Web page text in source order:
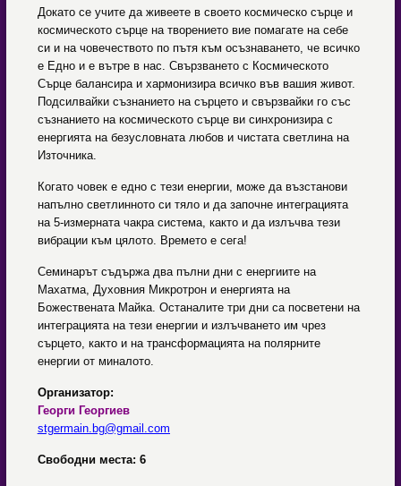
Докато се учите да живеете в своето космическо сърце и
космическото сърце на творението вие помагате на себе
си и на човечеството по пътя към осъзнаването, че всичко
е Едно и е вътре в нас. Свързването с Космическото
Сърце балансира и хармонизира всичко във вашия живот.
Подсилвайки съзнанието на сърцето и свързвайки го със
съзнанието на космическото сърце ви синхронизира с
енергията на безусловната любов и чистата светлина на
Източника.
Когато човек е едно с тези енергии, може да възстанови
напълно светлинното си тяло и да започне интеграцията
на 5-измерната чакра система, както и да излъчва тези
вибрации към цялото. Времето е сега!
Семинарът съдържа два пълни дни с енергиите на
Махатма, Духовния Микротрон и енергията на
Божествената Майка. Останалите три дни са посветени на
интеграцията на тези енергии и излъчването им чрез
сърцето, както и на трансформацията на полярните
енергии от миналото.
Организатор:
Георги Георгиев
stgermain.bg@gmail.com
Свободни места: 6